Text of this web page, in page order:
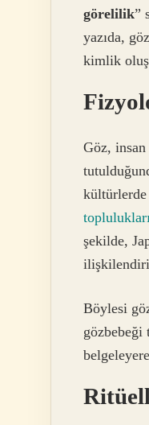
görelilik”
yazıda,
kimlik
Göz,
şekilde,
Böylesi
gözbebeği